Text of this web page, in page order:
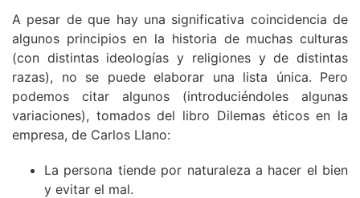
A pesar de que hay una significativa coincidencia de
algunos principios en la historia de muchas culturas
(con distintas ideologías y religiones y de distintas
razas), no se puede elaborar una lista única. Pero
podemos citar algunos (introduciéndoles algunas
variaciones), tomados del libro Dilemas éticos en la
empresa, de Carlos Llano:
La persona tiende por naturaleza a hacer el bien
y evitar el mal.